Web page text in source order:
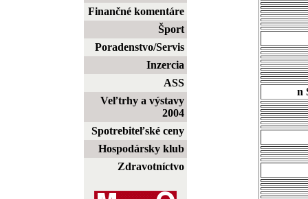
Finančné komentáre
Šport
Poradenstvo/Servis
Inzercia
ASS
Veľtrhy a výstavy
2004
Spotrebiteľské ceny
Hospodársky klub
Zdravotníctvo
n